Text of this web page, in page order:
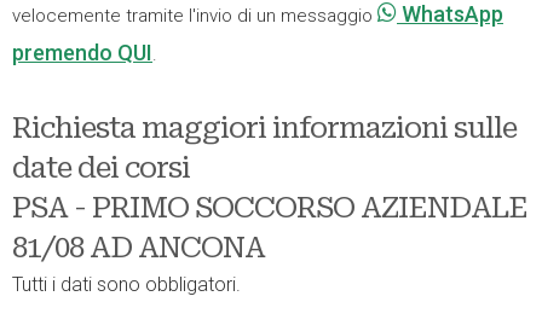
velocemente tramite l'invio di un messaggio
WhatsApp
premendo QUI.
Richiesta maggiori informazioni sulle
date dei corsi
PSA - PRIMO SOCCORSO AZIENDALE
81/08 AD ANCONA
Tutti i dati sono obbligatori.